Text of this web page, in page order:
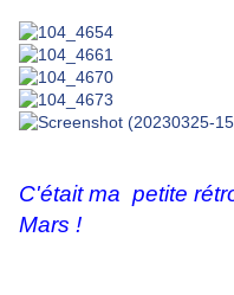
C'était ma petite
Mars !